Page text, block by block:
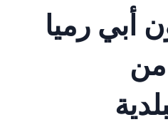
أبي رميا
من